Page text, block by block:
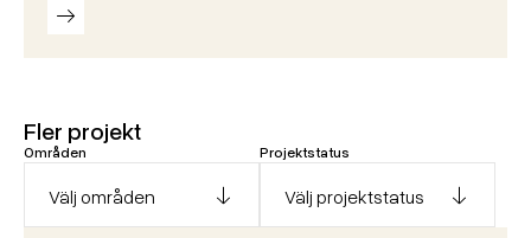
Föregående
Fler projekt
Områden Projektstatus